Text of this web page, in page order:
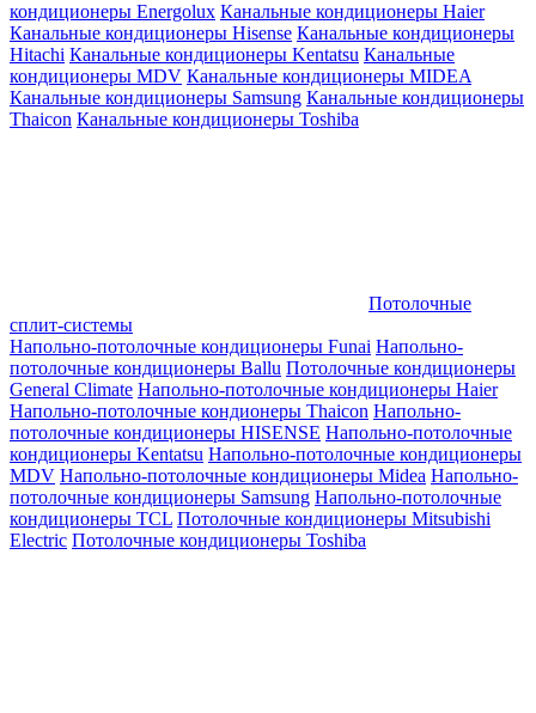
кондиционеры Energolux Канальные кондиционеры Haier
Канальные кондиционеры Hisense Канальные кондиционеры
Hitachi Канальные кондиционеры Kentatsu Канальные
кондиционеры MDV Канальные кондиционеры MIDEA
Канальные кондиционеры Samsung Канальные кондиционеры
Thaicon Канальные кондиционеры Toshiba
Потолочные
сплит-системы
Напольно-потолочные кондиционеры Funai Напольно-
потолочные кондиционеры Ballu Потолочные кондиционеры
General Climate Напольно-потолочные кондиционеры Haier
Напольно-потолочные кондионеры Thaicon Напольно-
потолочные кондиционеры HISENSE Напольно-потолочные
кондиционеры Kentatsu Напольно-потолочные кондиционеры
MDV Напольно-потолочные кондиционеры Midea Напольно-
потолочные кондиционеры Samsung Напольно-потолочные
кондиционеры TCL Потолочные кондиционеры Mitsubishi
Electric Потолочные кондиционеры Toshiba